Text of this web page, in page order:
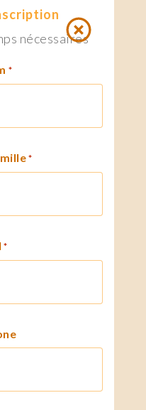
nécessaires
*
*
*